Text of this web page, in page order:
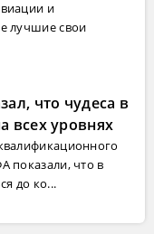
и
лучшие свои
что чудеса в
всех уровнях
показали, что в
до ко...